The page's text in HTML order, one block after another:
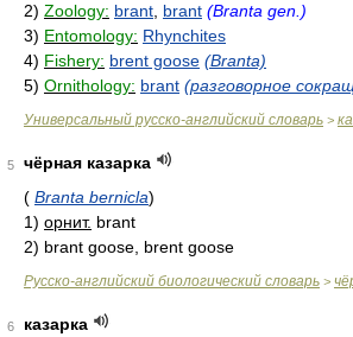
2) Zoology: brant brant (Branta gen.)
3) Entomology: Rhynchites
4) Fishery: brent goose (Branta)
5) Ornithology: brant (разговорное
Универсальный русско-английский словарь >
5
чёрная казарка
( Branta bernicla)
1) орнит. brant
2) brant goose, brent goose
Русско-английский биологический словарь >
6
казарка